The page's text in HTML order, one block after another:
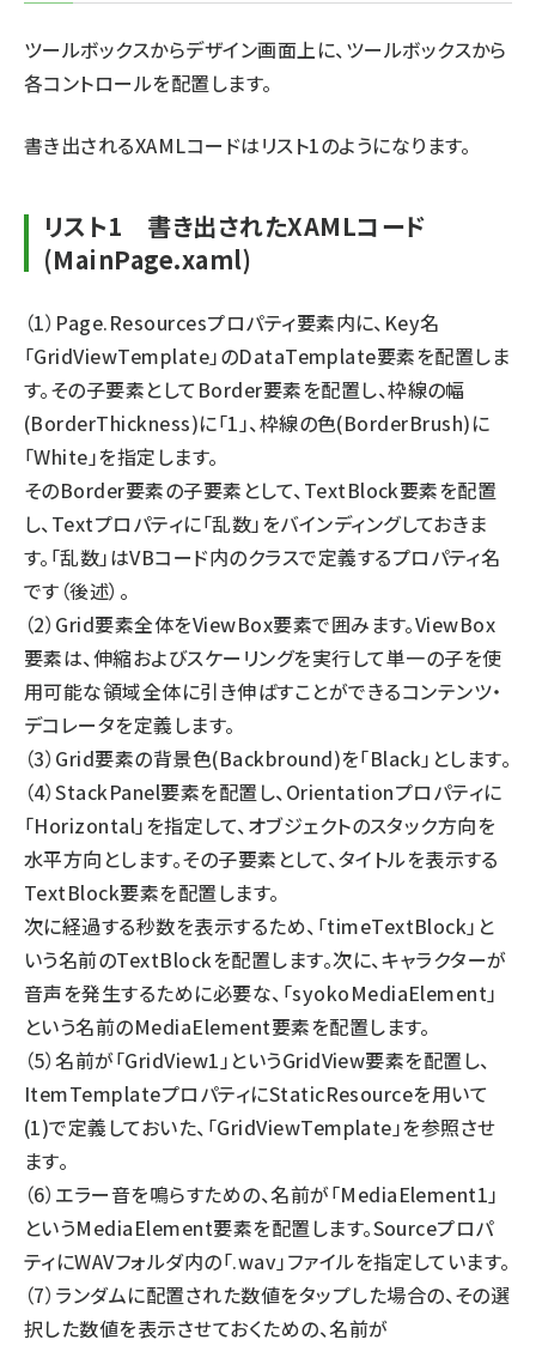
ツールボックスからデザイン画面上に、ツールボックスから
各コントロールを配置します。
書き出されるXAMLコードはリスト1のようになります。
リスト1 書き出されたXAMLコード
(MainPage.xaml)
（1）Page.Resourcesプロパティ要素内に、Key名
「GridViewTemplate」のDataTemplate要素を配置しま
す。その子要素としてBorder要素を配置し、枠線の幅
(BorderThickness)に「1」、枠線の色(BorderBrush)に
「White」を指定します。
そのBorder要素の子要素として、TextBlock要素を配置
し、Textプロパティに「乱数」をバインディングしておきま
す。「乱数」はVBコード内のクラスで定義するプロパティ名
です（後述）。
（2）Grid要素全体をViewBox要素で囲みます。ViewBox
要素は、伸縮およびスケーリングを実行して単一の子を使
用可能な領域全体に引き伸ばすことができるコンテンツ・
デコレータを定義します。
（3）Grid要素の背景色(Backbround)を「Black」とします。
（4）StackPanel要素を配置し、Orientationプロパティに
「Horizontal」を指定して、オブジェクトのスタック方向を
水平方向とします。その子要素として、タイトルを表示する
TextBlock要素を配置します。
次に経過する秒数を表示するため、「timeTextBlock」と
いう名前のTextBlockを配置します。次に、キャラクターが
音声を発生するために必要な、「syokoMediaElement」
という名前のMediaElement要素を配置します。
（5）名前が「GridView1」というGridView要素を配置し、
ItemTemplateプロパティにStaticResourceを用いて
(1)で定義しておいた、「GridViewTemplate」を参照させ
ます。
（6）エラー音を鳴らすための、名前が「MediaElement1」
というMediaElement要素を配置します。Sourceプロパ
ティにWAVフォルダ内の「.wav」ファイルを指定しています。
（7）ランダムに配置された数値をタップした場合の、その選
択した数値を表示させておくための、名前が